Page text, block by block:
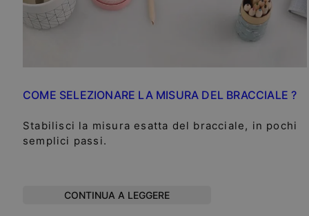
COME SELEZIONARE LA MISURA DEL BRACCIALE ?
Stabilisci la misura esatta del bracciale, in pochi
semplici passi.
CONTINUA A LEGGERE